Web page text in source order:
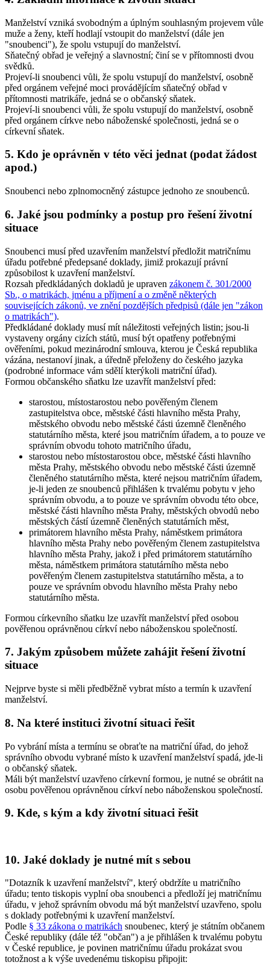
Manželství vzniká svobodným a úplným souhlasným projevem vůle
muže a ženy, kteří hodlají vstoupit do manželství (dále jen
"snoubenci"), že spolu vstupují do manželství.
Sňatečný obřad je veřejný a slavnostní; činí se v přítomnosti dvou
svědků.
Projeví-li snoubenci vůli, že spolu vstupují do manželství, osobně
před orgánem veřejné moci provádějícím sňatečný obřad v
přítomnosti matrikáře, jedná se o občanský sňatek.
Projeví-li snoubenci vůli, že spolu vstupují do manželství, osobně
před orgánem církve nebo náboženské společnosti, jedná se o
církevní sňatek.
5. Kdo je oprávněn v této věci jednat (podat žádost
apod.)
Snoubenci nebo zplnomocněný zástupce jednoho ze snoubenců.
6. Jaké jsou podmínky a postup pro řešení životní
situace
Snoubenci musí před uzavřením manželství předložit matričnímu
úřadu potřebné předepsané doklady, jimiž prokazují právní
způsobilost k uzavření manželství.
Rozsah předkládaných dokladů je upraven zákonem č. 301/2000
Sb., o matrikách, jménu a příjmení a o změně některých
souvisejících zákonů, ve znění pozdějších předpisů (dále jen "zákon
o matrikách").
Předkládané doklady musí mít náležitosti veřejných listin; jsou-li
vystaveny orgány cizích států, musí být opatřeny potřebnými
ověřeními, pokud mezinárodní smlouva, kterou je Česká republika
vázána, nestanoví jinak, a úředně přeloženy do českého jazyka
(podrobné informace vám sdělí kterýkoli matriční úřad).
Formou občanského sňatku lze uzavřít manželství před:
starostou, místostarostou nebo pověřeným členem
zastupitelstva obce, městské části hlavního města Prahy,
městského obvodu nebo městské části územně členěného
statutárního města, které jsou matričním úřadem, a to pouze ve
správním obvodu tohoto matričního úřadu,
starostou nebo místostarostou obce, městské části hlavního
města Prahy, městského obvodu nebo městské části územně
členěného statutárního města, které nejsou matričním úřadem,
je-li jeden ze snoubenců přihlášen k trvalému pobytu v jeho
správním obvodu, a to pouze ve správním obvodu této obce,
městské části hlavního města Prahy, městských obvodů nebo
městských částí územně členěných statutárních měst,
primátorem hlavního města Prahy, náměstkem primátora
hlavního města Prahy nebo pověřeným členem zastupitelstva
hlavního města Prahy, jakož i před primátorem statutárního
města, náměstkem primátora statutárního města nebo
pověřeným členem zastupitelstva statutárního města, a to
pouze ve správním obvodu hlavního města Prahy nebo
statutárního města.
Formou církevního sňatku lze uzavřít manželství před osobou
pověřenou oprávněnou církví nebo náboženskou společností.
7. Jakým způsobem můžete zahájit řešení životní
situace
Nejprve byste si měli předběžně vybrat místo a termín k uzavření
manželství.
8. Na které instituci životní situaci řešit
Po vybrání místa a termínu se obraťte na matriční úřad, do jehož
správního obvodu vybrané místo k uzavření manželství spadá, jde-li
o občanský sňatek.
Máli být manželství uzavřeno církevní formou, je nutné se obrátit na
osobu pověřenou oprávněnou církví nebo náboženskou společností.
9. Kde, s kým a kdy životní situaci řešit
10. Jaké doklady je nutné mít s sebou
"Dotazník k uzavření manželství", který obdržíte u matričního
úřadu; tento tiskopis vyplní oba snoubenci a předloží jej matričnímu
úřadu, v jehož správním obvodu má být manželství uzavřeno, spolu
s doklady potřebnými k uzavření manželství.
Podle § 33 zákona o matrikách snoubenec, který je státním občanem
České republiky (dále též "občan") a je přihlášen k trvalému pobytu
v České republice, je povinen matričnímu úřadu prokázat svou
totožnost a k výše uvedenému tiskopisu připojit: